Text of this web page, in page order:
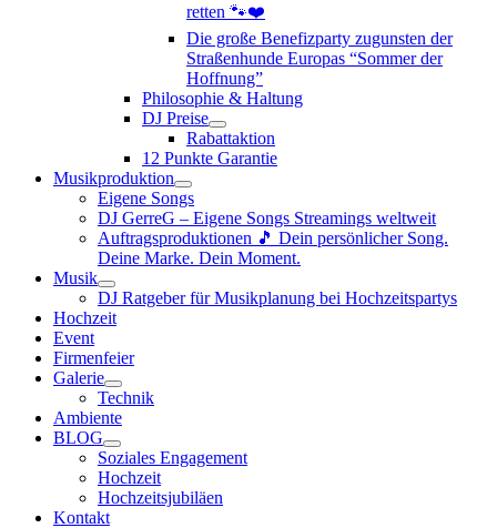
retten 🐾❤️
Die große Benefizparty zugunsten der
Straßenhunde Europas “Sommer der
Hoffnung”
Philosophie & Haltung
DJ Preise
Rabattaktion
12 Punkte Garantie
Musikproduktion
Eigene Songs
DJ GerreG – Eigene Songs Streamings weltweit
Auftragsproduktionen 🎵 Dein persönlicher Song.
Deine Marke. Dein Moment.
Musik
DJ Ratgeber für Musikplanung bei Hochzeitspartys
Hochzeit
Event
Firmenfeier
Galerie
Technik
Ambiente
BLOG
Soziales Engagement
Hochzeit
Hochzeitsjubiläen
Kontakt